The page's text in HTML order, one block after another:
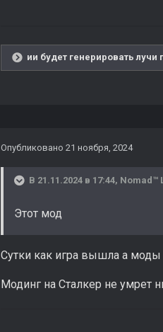
ии будет генерировать
Опубликовано 21 ноября, 2024
В 21.11.2024 в 17:44, Nomad™
Этот мод
Сутки как игра вышла а моды
Модинг на Сталкер не умрет